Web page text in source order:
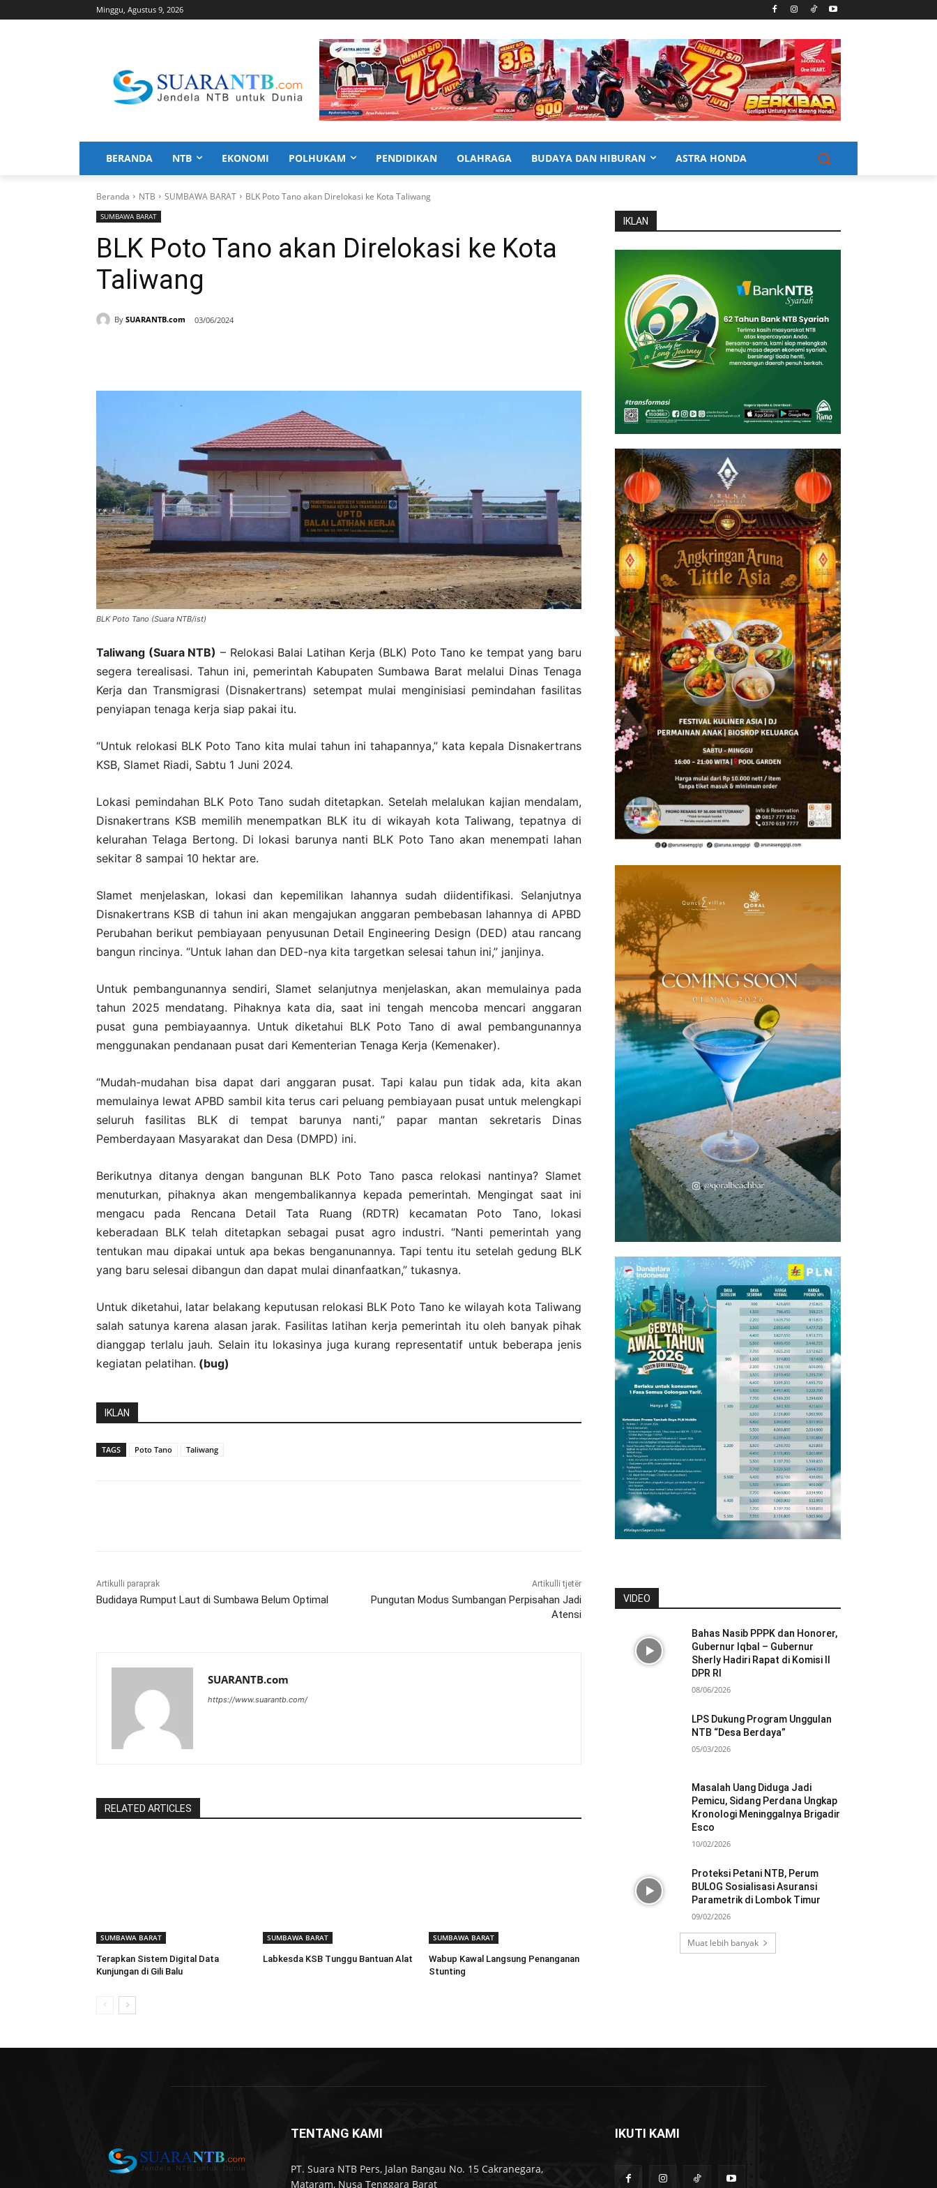
Minggu, Agustus 9, 2026
BERANDA NTB EKONOMI POLHUKAM PENDIDIKAN OLAHRAGA BUDAYA DAN HIBURAN ASTRA HONDA
Beranda NTB SUMBAWA BARAT BLK Poto Tano akan Direlokasi ke Kota Taliwang
SUMBAWA BARAT
BLK Poto Tano akan Direlokasi ke Kota
Taliwang
By SUARANTB.com 03/06/2024
BLK Poto Tano (Suara NTB/ist)
Taliwang (Suara NTB) – Relokasi Balai Latihan Kerja (BLK) Poto Tano ke tempat yang baru
segera terealisasi. Tahun ini, pemerintah Kabupaten Sumbawa Barat melalui Dinas Tenaga
Kerja dan Transmigrasi (Disnakertrans) setempat mulai menginisiasi pemindahan fasilitas
penyiapan tenaga kerja siap pakai itu.
“Untuk relokasi BLK Poto Tano kita mulai tahun ini tahapannya,” kata kepala Disnakertrans
KSB, Slamet Riadi, Sabtu 1 Juni 2024.
Lokasi pemindahan BLK Poto Tano sudah ditetapkan. Setelah melalukan kajian mendalam,
Disnakertrans KSB memilih menempatkan BLK itu di wikayah kota Taliwang, tepatnya di
kelurahan Telaga Bertong. Di lokasi barunya nanti BLK Poto Tano akan menempati lahan
sekitar 8 sampai 10 hektar are.
Slamet menjelaskan, lokasi dan kepemilikan lahannya sudah diidentifikasi. Selanjutnya
Disnakertrans KSB di tahun ini akan mengajukan anggaran pembebasan lahannya di APBD
Perubahan berikut pembiayaan penyusunan Detail Engineering Design (DED) atau rancang
bangun rincinya. “Untuk lahan dan DED-nya kita targetkan selesai tahun ini,” janjinya.
Untuk pembangunannya sendiri, Slamet selanjutnya menjelaskan, akan memulainya pada
tahun 2025 mendatang. Pihaknya kata dia, saat ini tengah mencoba mencari anggaran
pusat guna pembiayaannya. Untuk diketahui BLK Poto Tano di awal pembangunannya
menggunakan pendanaan pusat dari Kementerian Tenaga Kerja (Kemenaker).
“Mudah-mudahan bisa dapat dari anggaran pusat. Tapi kalau pun tidak ada, kita akan
memulainya lewat APBD sambil kita terus cari peluang pembiayaan pusat untuk melengkapi
seluruh fasilitas BLK di tempat barunya nanti,” papar mantan sekretaris Dinas
Pemberdayaan Masyarakat dan Desa (DMPD) ini.
Berikutnya ditanya dengan bangunan BLK Poto Tano pasca relokasi nantinya? Slamet
menuturkan, pihaknya akan mengembalikannya kepada pemerintah. Mengingat saat ini
mengacu pada Rencana Detail Tata Ruang (RDTR) kecamatan Poto Tano, lokasi
keberadaan BLK telah ditetapkan sebagai pusat agro industri. “Nanti pemerintah yang
tentukan mau dipakai untuk apa bekas benganunannya. Tapi tentu itu setelah gedung BLK
yang baru selesai dibangun dan dapat mulai dinanfaatkan,” tukasnya.
Untuk diketahui, latar belakang keputusan relokasi BLK Poto Tano ke wilayah kota Taliwang
salah satunya karena alasan jarak. Fasilitas latihan kerja pemerintah itu oleh banyak pihak
dianggap terlalu jauh. Selain itu lokasinya juga kurang representatif untuk beberapa jenis
kegiatan pelatihan. (bug)
IKLAN
TAGS Poto Tano Taliwang
Artikulli paraprak
Budidaya Rumput Laut di Sumbawa Belum Optimal
Artikulli tjetër
Pungutan Modus Sumbangan Perpisahan Jadi
Atensi
SUARANTB.com
https://www.suarantb.com/
RELATED ARTICLES
SUMBAWA BARAT
Terapkan Sistem Digital Data
Kunjungan di Gili Balu
SUMBAWA BARAT
Labkesda KSB Tunggu Bantuan Alat
SUMBAWA BARAT
Wabup Kawal Langsung Penanganan
Stunting
IKLAN
VIDEO
Bahas Nasib PPPK dan Honorer,
Gubernur Iqbal – Gubernur
Sherly Hadiri Rapat di Komisi II
DPR RI
08/06/2026
LPS Dukung Program Unggulan
NTB “Desa Berdaya”
05/03/2026
Masalah Uang Diduga Jadi
Pemicu, Sidang Perdana Ungkap
Kronologi Meninggalnya Brigadir
Esco
10/02/2026
Proteksi Petani NTB, Perum
BULOG Sosialisasi Asuransi
Parametrik di Lombok Timur
09/02/2026
Muat lebih banyak
TENTANG KAMI
PT. Suara NTB Pers, Jalan Bangau No. 15 Cakranegara,
Mataram, Nusa Tenggara Barat
IKUTI KAMI